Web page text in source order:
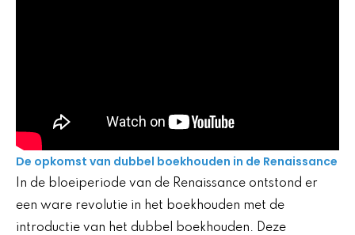
De opkomst van dubbel boekhouden in de Renaissance
In de bloeiperiode van de Renaissance ontstond er
een ware revolutie in het boekhouden met de
introductie van het dubbel boekhouden. Deze